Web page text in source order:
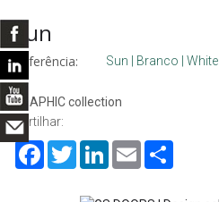
Sun
Referência: Sun | Branco | White
GRAPHIC collection
Partilhar:
FacebookTwitterLinkedInEmail